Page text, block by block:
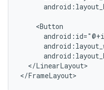
</LinearLayout>
</FrameLayout>